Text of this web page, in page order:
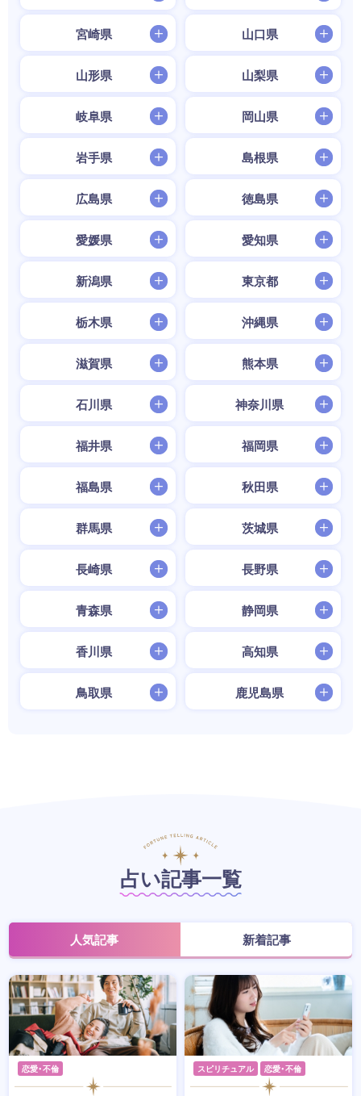
宮崎県 山口県
山形県 山梨県
岐阜県 岡山県
岩手県 島根県
広島県 徳島県
愛媛県 愛知県
新潟県 東京都
栃木県 沖縄県
滋賀県 熊本県
石川県 神奈川県
福井県 福岡県
福島県 秋田県
群馬県 茨城県
長崎県 長野県
青森県 静岡県
香川県 高知県
鳥取県 鹿児島県
占い記事一覧
人気記事 新着記事
恋愛・不倫 スピリチュアル 恋愛・不倫